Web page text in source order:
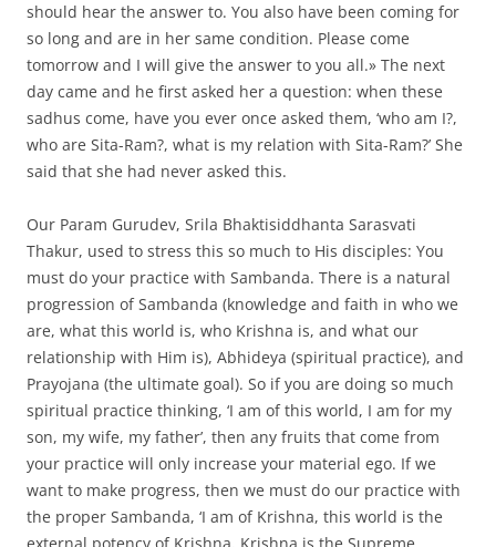
should hear the answer to. You also have been coming for
so long and are in her same condition. Please come
tomorrow and I will give the answer to you all.» The next
day came and he first asked her a question: when these
sadhus come, have you ever once asked them, ‘who am I?,
who are Sita-Ram?, what is my relation with Sita-Ram?’ She
said that she had never asked this.
Our Param Gurudev, Srila Bhaktisiddhanta Sarasvati
Thakur, used to stress this so much to His disciples: You
must do your practice with Sambanda. There is a natural
progression of Sambanda (knowledge and faith in who we
are, what this world is, who Krishna is, and what our
relationship with Him is), Abhideya (spiritual practice), and
Prayojana (the ultimate goal). So if you are doing so much
spiritual practice thinking, ‘I am of this world, I am for my
son, my wife, my father’, then any fruits that come from
your practice will only increase your material ego. If we
want to make progress, then we must do our practice with
the proper Sambanda, ‘I am of Krishna, this world is the